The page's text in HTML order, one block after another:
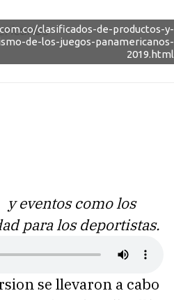
clasificados-de-productos-y-
de-los-juegos-panamericanos-
2019.html
y eventos como los
para los deportistas.
se llevaron a cabo